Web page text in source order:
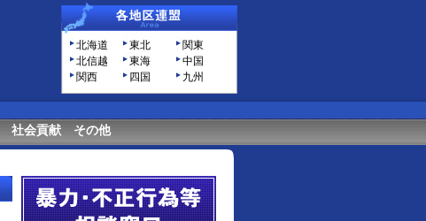
北海道 東北
関東
北信越
東海
中国
関西
四国 九州
社会貢献 その他